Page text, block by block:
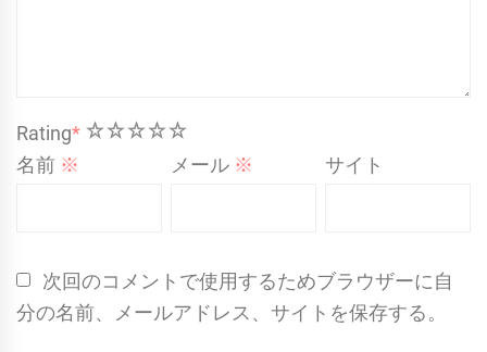
Rating* 5
4
3
2
1
名前 ※ メール ※ サイト
次回のコメントで使用するためブラウザーに自
分の名前、メールアドレス、サイトを保存する。